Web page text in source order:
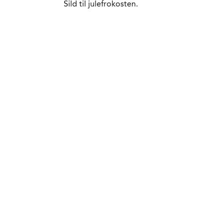
Sild til julefrokosten.